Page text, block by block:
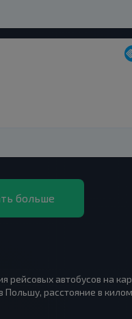
больше
автобусов на
Польшу, расстояние в